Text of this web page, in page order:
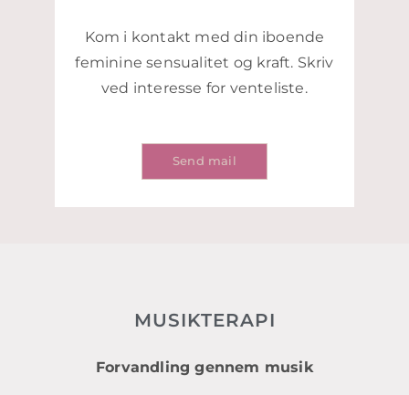
Kom i kontakt med din iboende
feminine sensualitet og kraft. Skriv
ved interesse for venteliste.
Send mail
MUSIKTERAPI
Forvandling gennem musik